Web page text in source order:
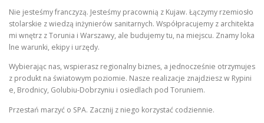
Nie jesteśmy franczyzą. Jesteśmy pracownią z Kujaw. Łączymy rzemiosło
stolarskie z wiedzą inżynierów sanitarnych. Współpracujemy z architekta
mi wnętrz z Torunia i Warszawy, ale budujemy tu, na miejscu. Znamy loka
lne warunki, ekipy i urzędy.
Wybierając nas, wspierasz regionalny biznes, a jednocześnie otrzymujes
z produkt na światowym poziomie. Nasze realizacje znajdziesz w Rypini
e, Brodnicy, Golubiu-Dobrzyniu i osiedlach pod Toruniem.
Przestań marzyć o SPA. Zacznij z niego korzystać codziennie.